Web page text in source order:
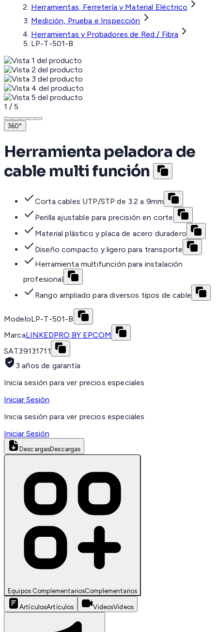
Herramientas, Ferretería y Material Eléctrico
Medición, Prueba e Inspección
Herramientas y Probadores de Red / Fibra
LP-T-501-B
1 / 5
360°
Herramienta peladora de
cable multi función
Corta cables UTP/STP de 3.2 a 9mm
Perilla ajustable para precisión en corte
Material plástico y placa de acero duradero
Diseño compacto y ligero para transporte
Herramienta multifunción para instalación
profesional
Rango ampliado para diversos tipos de cable
ModeloLP-T-501-B
MarcaLINKEDPRO BY EPCOM
SAT39131711
3 años de garantía
Inicia sesión para ver precios especiales
Iniciar Sesión
Inicia sesión para ver precios especiales
Iniciar Sesión
DescargasDescargas
Equipos ComplementariosComplementarios
ArtículosArtículos VideosVideos